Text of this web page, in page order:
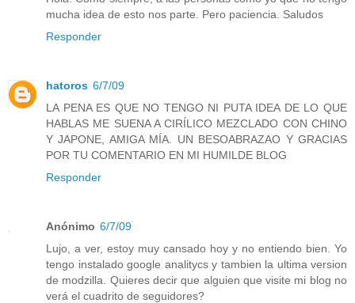
mucha idea de esto nos parte. Pero paciencia. Saludos
Responder
hatoros 6/7/09
LA PENA ES QUE NO TENGO NI PUTA IDEA DE LO QUE
HABLAS ME SUENA A CIRÍLICO MEZCLADO CON CHINO
Y JAPONE, AMIGA MÍA. UN BESOABRAZAO Y GRACIAS
POR TU COMENTARIO EN MI HUMILDE BLOG
Responder
Anónimo 6/7/09
Lujo, a ver, estoy muy cansado hoy y no entiendo bien. Yo
tengo instalado google analitycs y tambien la ultima version
de modzilla. Quieres decir que alguien que visite mi blog no
verá el cuadrito de seguidores?